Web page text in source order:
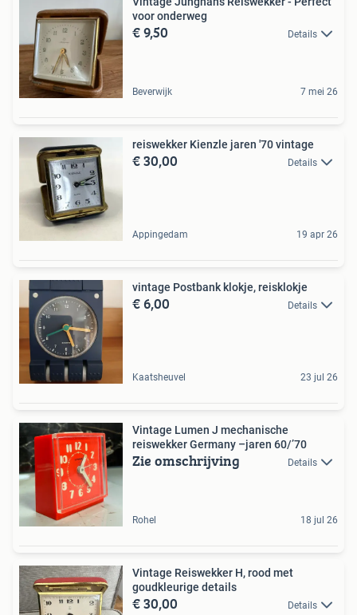
voor onderweg
€ 9,50 Details
Beverwijk 7 mei 26
reiswekker Kienzle jaren '70 vintage
€ 30,00 Details
Appingedam 19 apr 26
vintage Postbank klokje, reisklokje
€ 6,00 Details
Kaatsheuvel 23 jul 26
Vintage Lumen J mechanische
reiswekker Germany –jaren 60/’70
Zie omschrijving Details
Rohel 18 jul 26
Vintage Reiswekker H, rood met
goudkleurige details
€ 30,00 Details